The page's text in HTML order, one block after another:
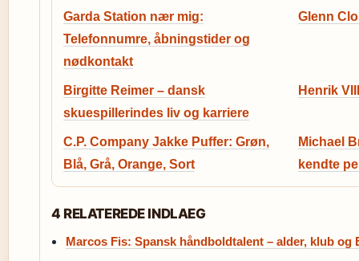
Garda Station nær mig:
Telefonnumre, åbningstider og
nødkontakt
Glenn
Birgitte Reimer – dansk
skuespillerindes liv og karriere
Henrik
C.P. Company Jakke Puffer: Grøn,
Blå, Grå, Orange, Sort
Michael
kendte
4 RELATEREDE INDLAEG
Marcos Fis: Spansk håndboldtalent – alder, klub